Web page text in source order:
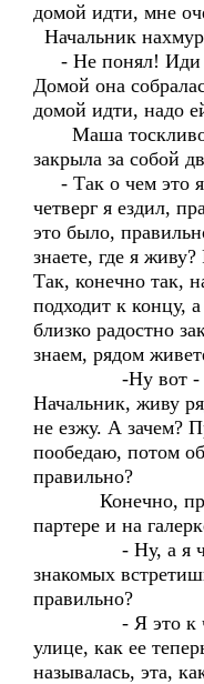
домой идти, мне
Начальник
- Не понял! Иди
Домой она
домой идти, надо
Маша тоскливо
закрыла за собой
- Так о чем это
четверг я ездил,
это было,
знаете, где я
Так, конечно так,
подходит к концу,
близко радостно
знаем, рядом
-Ну вот -
Начальник, живу
не езжу. А зачем?
пообедаю, потом
правильно?
Конечно,
партере и на
- Ну, а я что
знакомых
правильно?
- Я это к
улице, как ее
называлась, эта,